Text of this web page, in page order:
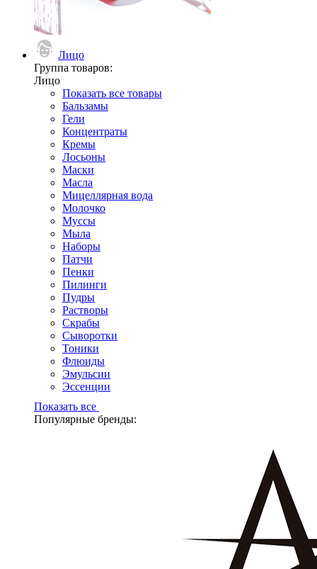
Лицо
Группа товаров:
Лицо
Показать все товары
Бальзамы
Гели
Концентраты
Кремы
Лосьоны
Маски
Масла
Мицеллярная вода
Молочко
Муссы
Мыла
Наборы
Патчи
Пенки
Пилинги
Пудры
Растворы
Скрабы
Сыворотки
Тоники
Флюиды
Эмульсии
Эссенции
Показать все
Популярные бренды: